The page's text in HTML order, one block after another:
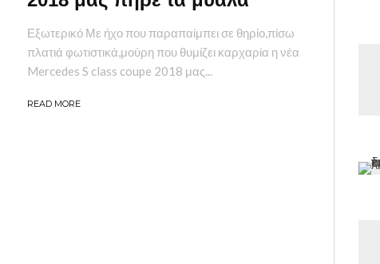
Εξωτερικό Με ήχο που παραπαίμπει σε θηρίο,πίσω
πλατιά φωτιστικά,μούρη που θυμίζει καρχαρία η νέα
Mercedes S class coupe 2018 μας...
READ MORE